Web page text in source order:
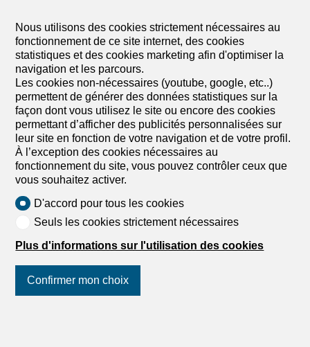
Nous utilisons des cookies strictement nécessaires au
fonctionnement de ce site internet, des cookies
statistiques et des cookies marketing afin d'optimiser la
navigation et les parcours.
Les cookies non-nécessaires (youtube, google, etc..)
permettent de générer des données statistiques sur la
façon dont vous utilisez le site ou encore des cookies
permettant d’afficher des publicités personnalisées sur
leur site en fonction de votre navigation et de votre profil.
À l’exception des cookies nécessaires au
fonctionnement du site, vous pouvez contrôler ceux que
vous souhaitez activer.
D'accord pour tous les cookies
Seuls les cookies strictement nécessaires
Plus d'informations sur l'utilisation des cookies
Confirmer mon choix